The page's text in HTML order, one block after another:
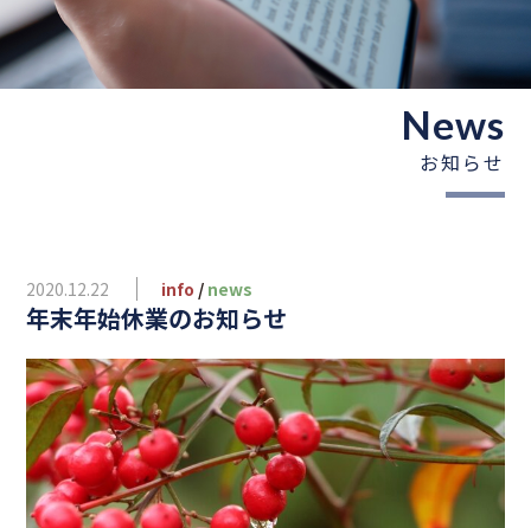
News
お知らせ
2020.12.22 info / news
年末年始休業のお知らせ